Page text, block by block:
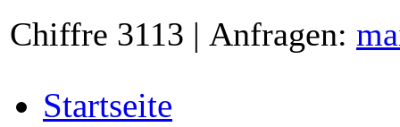
Chiffre 3113 | Anfragen:
Startseite